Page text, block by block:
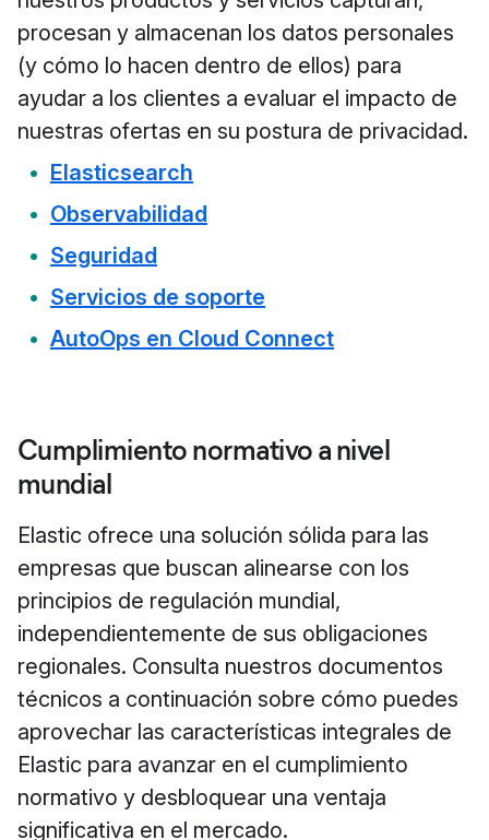
procesan y almacenan los datos personales
(y cómo lo hacen dentro de ellos) para
ayudar a los clientes a evaluar el impacto de
nuestras ofertas en su postura de privacidad.
Elasticsearch
Observabilidad
Seguridad
Servicios de soporte
AutoOps en Cloud Connect
Cumplimiento normativo a nivel
mundial
Elastic ofrece una solución sólida para las
empresas que buscan alinearse con los
principios de regulación mundial,
independientemente de sus obligaciones
regionales. Consulta nuestros documentos
técnicos a continuación sobre cómo puedes
aprovechar las características integrales de
Elastic para avanzar en el cumplimiento
normativo y desbloquear una ventaja
significativa en el mercado.